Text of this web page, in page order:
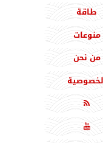
طاقة
منوعات
من نحن

